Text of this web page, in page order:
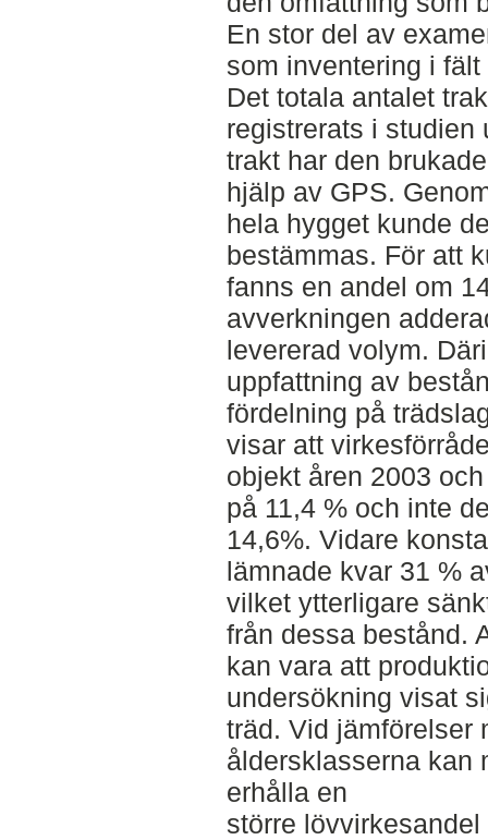
En stor del av
som inventering i
Det totala antalet
registrerats i studien
trakt har den
hjälp av GPS.
hela hygget kunde
bestämmas. För att
fanns en andel om
avverkningen
levererad volym.
uppfattning av
fördelning på
visar att
objekt åren 2003
på 11,4 % och inte
14,6%. Vidare
lämnade kvar 31 %
vilket ytterligare
från dessa bestånd.
kan vara att
undersökning visat
träd. Vid jämförelser
åldersklasserna kan
erhålla en
större